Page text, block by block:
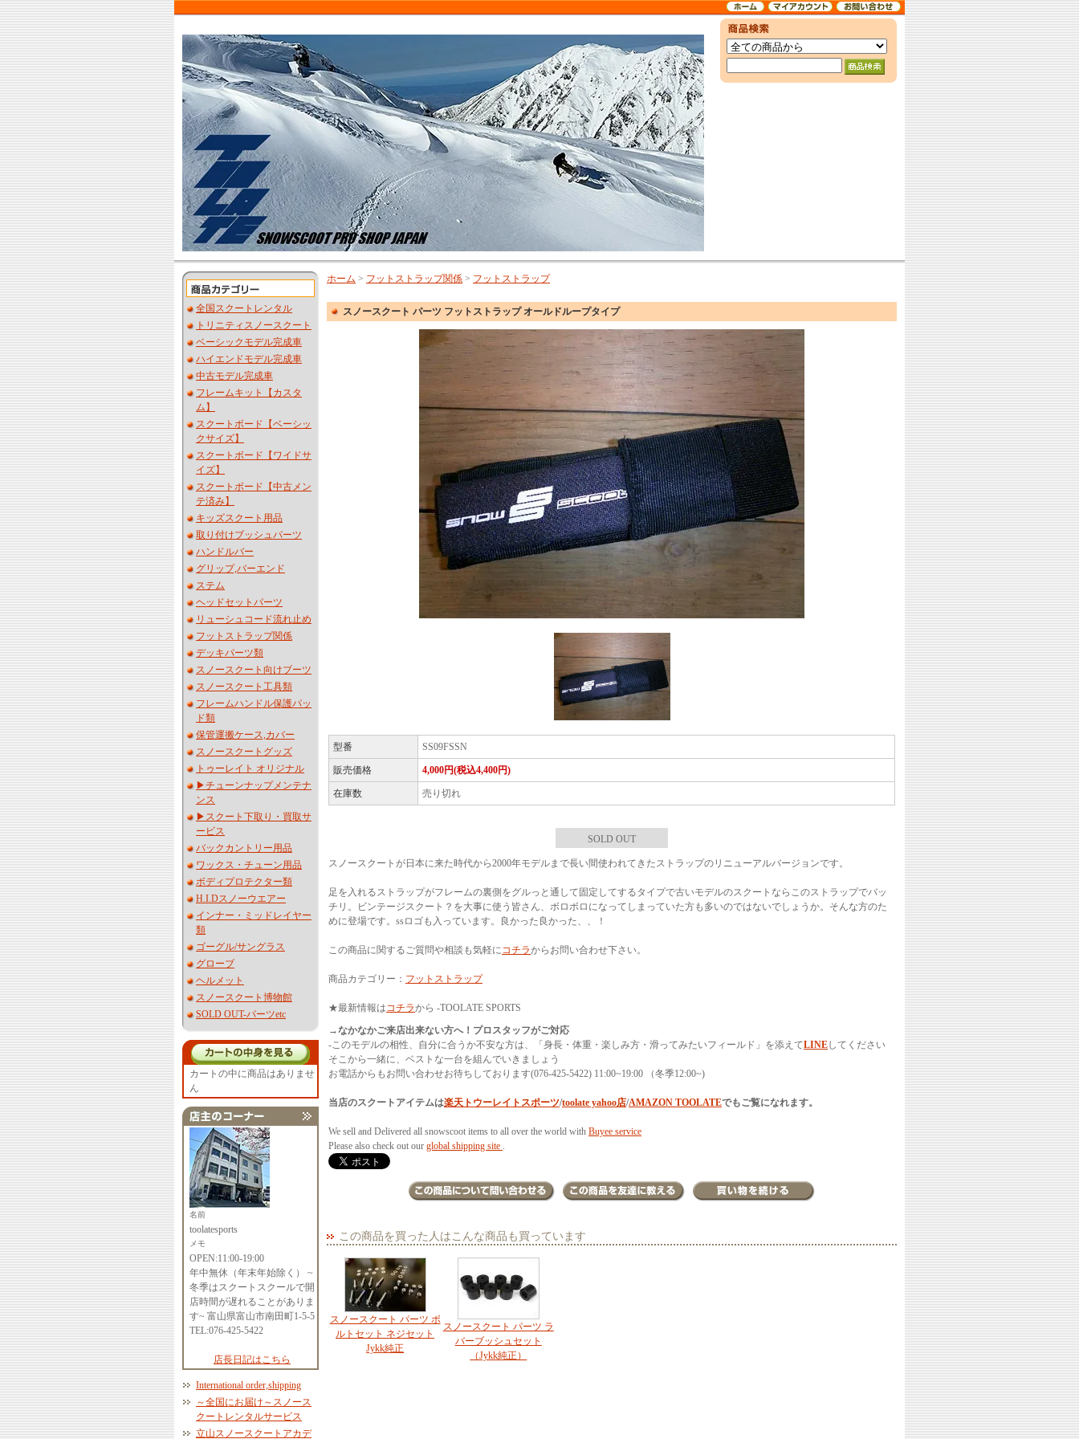
全国スクートレンタル
トリニティスノースクート
ベーシックモデル完成車
ハイエンドモデル完成車
中古モデル完成車
フレームキット【カスタ
ム】
スクートボード【ベーシッ
クサイズ】
スクートボード【ワイドサ
イズ】
スクートボード【中古メン
テ済み】
キッズスクート用品
取り付けブッシュパーツ
ハンドルバー
グリップ,バーエンド
ステム
ヘッドセットパーツ
リューシュコード流れ止め
フットストラップ関係
デッキパーツ類
スノースクート向けブーツ
スノースクート工具類
フレームハンドル保護パッ
ド類
保管運搬ケース,カバー
スノースクートグッズ
トゥーレイト オリジナル
▶︎チューンナップメンテナ
ンス
▶︎スクート下取り・買取サ
ービス
バックカントリー用品
ワックス・チューン用品
ボディプロテクター類
H.I.Dスノーウエアー
インナー・ミッドレイヤー
類
ゴーグル/サングラス
グローブ
ヘルメット
スノースクート博物館
SOLD OUT-パーツetc
カートの中に商品はありませ
ん
名前
toolatesports
メモ
OPEN:11:00-19:00
年中無休（年末年始除く） ~
冬季はスクートスクールで開
店時間が遅れることがありま
す~ 富山県富山市南田町1-5-5
TEL:076-425-5422
店長日記はこちら
International order,shipping
～全国にお届け～スノース
クートレンタルサービス
立山スノースクートアカデ
ホーム > フットストラップ関係 > フットストラップ
スノースクート パーツ フットストラップ オールドループタイプ
型番 SS09FSSN
販売価格 4,000円(税込4,400円)
在庫数 売り切れ
SOLD OUT
スノースクートが日本に来た時代から2000年モデルまで長い間使われてきたストラップのリニューアルバージョンです。
足を入れるストラップがフレームの裏側をグルっと通して固定してするタイプで古いモデルのスクートならこのストラップでバッ
チリ。ビンテージスクート？を大事に使う皆さん、ボロボロになってしまっていた方も多いのではないでしょうか。そんな方のた
めに登場です。ssロゴも入っています。良かった良かった、、！
この商品に関するご質問や相談も気軽に コチラからお問い合わせ下さい。
商品カテゴリー： フットストラップ
★最新情報は コチラから -TOOLATE SPORTS
→なかなかご来店出来ない方へ！プロスタッフがご対応
-このモデルの相性、自分に合うか不安な方は、「身長・体重・楽しみ方・滑ってみたいフィールド」を添えてLINEしてください
そこから一緒に、ベストな一台を組んでいきましょう
お電話からもお問い合わせお待ちしております(076-425-5422) 11:00~19:00 （冬季12:00~)
当店のスクートアイテムは楽天トウーレイトスポーツ/toolate yahoo店/AMAZON TOOLATEでもご覧になれます。
We sell and Delivered all snowscoot items to all over the world with Buyee service
Please also check out our global shipping site
この商品を買った人はこんな商品も買っています
スノースクート パーツ ボ
ルトセット ネジセット
Jykk純正
スノースクート パーツ ラ
バーブッシュセット
（Jykk純正）